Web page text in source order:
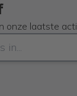
onze laatste